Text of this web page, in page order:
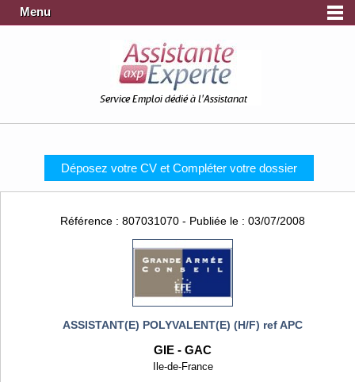
Menu
Service Emploi dédié à l'Assistanat
Déposez votre CV et Compléter votre dossier
Référence : 807031070 - Publiée le : 03/07/2008
ASSISTANT(E) POLYVALENT(E) (H/F) ref APC
GIE - GAC
Ile-de-France